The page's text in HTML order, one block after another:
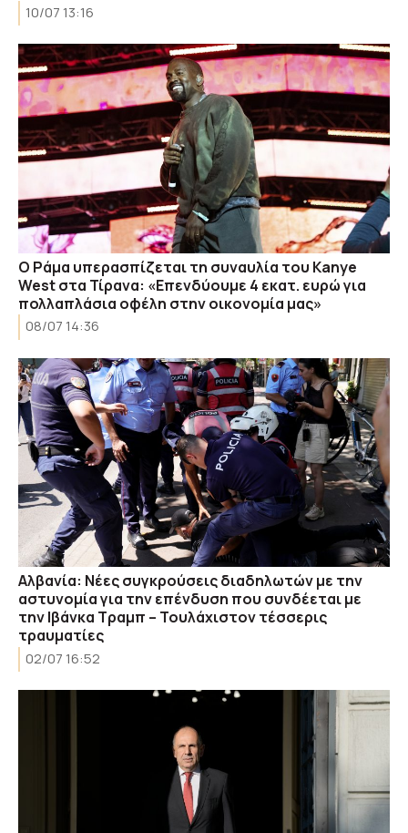
10/07 13:16
Ο Ράμα υπερασπίζεται τη συναυλία του Kanye
West στα Τίρανα: «Επενδύουμε 4 εκατ. ευρώ για
πολλαπλάσια οφέλη στην οικονομία μας»
08/07 14:36
Αλβανία: Νέες συγκρούσεις διαδηλωτών με την
αστυνομία για την επένδυση που συνδέεται με
την Ιβάνκα Τραμπ – Τουλάχιστον τέσσερις
τραυματίες
02/07 16:52